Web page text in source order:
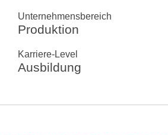
Unternehmensbereich
Produktion
Karriere-Level
Ausbildung